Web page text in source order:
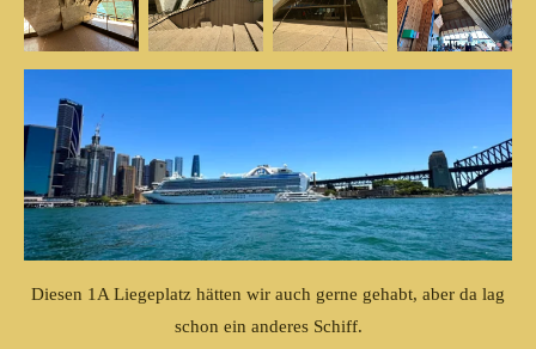
Diesen 1A Liegeplatz hätten wir auch gerne gehabt, aber da lag
schon ein anderes Schiff.